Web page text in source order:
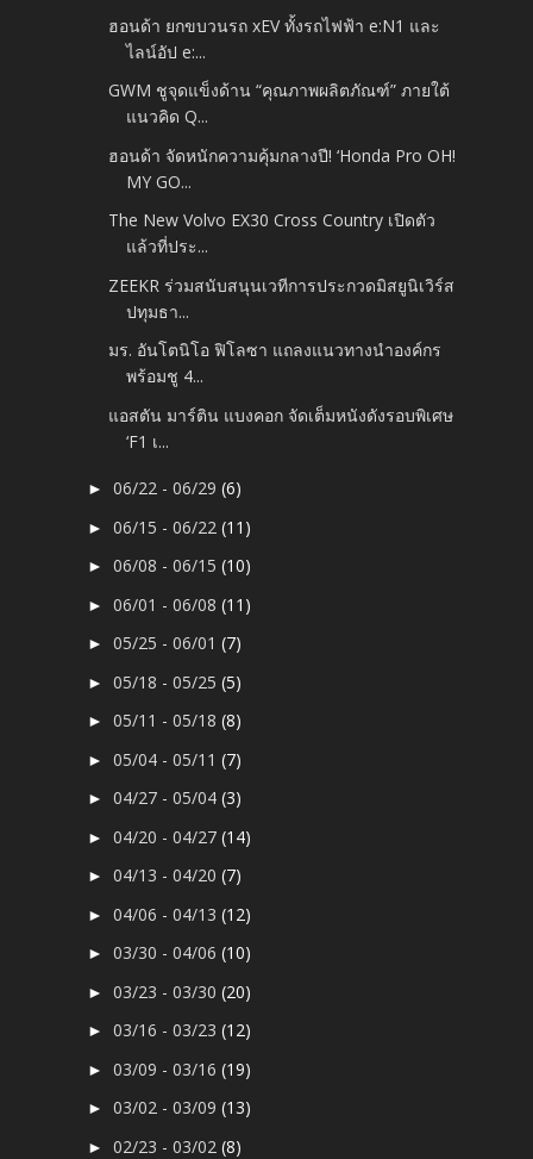
ฮอนด้า ยกขบวนรถ xEV ทั้งรถไฟฟ้า e:N1 และ
ไลน์อัป e:...
GWM ชูจุดแข็งด้าน “คุณภาพผลิตภัณฑ์” ภายใต้
แนวคิด Q...
ฮอนด้า จัดหนักความคุ้มกลางปี! ‘Honda Pro OH!
MY GO...
The New Volvo EX30 Cross Country เปิดตัว
แล้วที่ประ...
ZEEKR ร่วมสนับสนุนเวทีการประกวดมิสยูนิเวิร์ส
ปทุมธา...
มร. อันโตนิโอ ฟิโลซา แถลงแนวทางนำองค์กร
พร้อมชู 4...
แอสตัน มาร์ติน แบงคอก จัดเต็มหนังดังรอบพิเศษ
‘F1 เ...
►06/22 - 06/29(6)
►06/15 - 06/22(11)
►06/08 - 06/15(10)
►06/01 - 06/08(11)
►05/25 - 06/01(7)
►05/18 - 05/25(5)
►05/11 - 05/18(8)
►05/04 - 05/11(7)
►04/27 - 05/04(3)
►04/20 - 04/27(14)
►04/13 - 04/20(7)
►04/06 - 04/13(12)
►03/30 - 04/06(10)
►03/23 - 03/30(20)
►03/16 - 03/23(12)
►03/09 - 03/16(19)
►03/02 - 03/09(13)
►02/23 - 03/02(8)